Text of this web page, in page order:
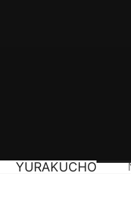
YURAKUCHO